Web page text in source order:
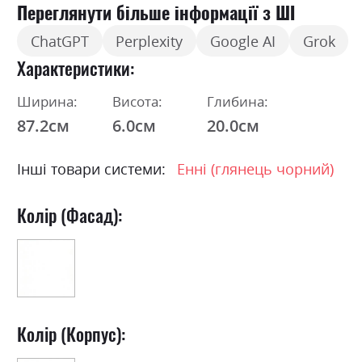
Переглянути більше інформації з ШІ
ChatGPT Perplexity Google AI Grok
Характеристики
Ширина:
87.2см
Висота:
6.0см
Глибина:
20.0см
Інші товари системи: Енні (глянець чорний)
Колір (Фасад):
Колір (Корпус):